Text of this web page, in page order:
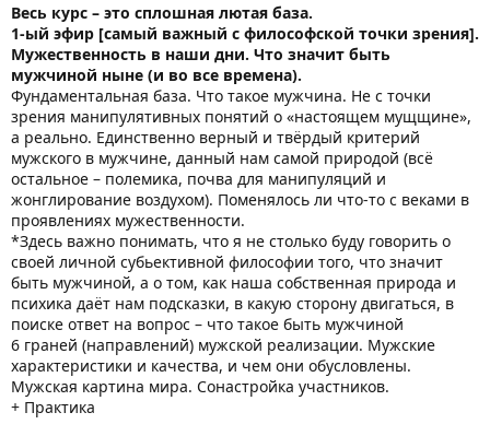
Весь курс – это сплошная лютая база.
1-ый эфир [самый важный с философской точки зрения].
Мужественность в наши дни. Что значит быть
мужчиной ныне (и во все времена).
Фундаментальная база. Что такое мужчина. Не с точки
зрения манипулятивных понятий о «настоящем мущщине»,
а реально. Единственно верный и твёрдый критерий
мужского в мужчине, данный нам самой природой (всё
остальное – полемика, почва для манипуляций и
жонглирование воздухом). Поменялось ли что-то с веками в
проявлениях мужественности.
*Здесь важно понимать, что я не столько буду говорить о
своей личной субьективной философии того, что значит
быть мужчиной, а о том, как наша собственная природа и
психика даёт нам подсказки, в какую сторону двигаться, в
поиске ответ на вопрос – что такое быть мужчиной
6 граней (направлений) мужской реализации. Мужские
характеристики и качества, и чем они обусловлены.
Мужская картина мира. Сонастройка участников.
+ Практика